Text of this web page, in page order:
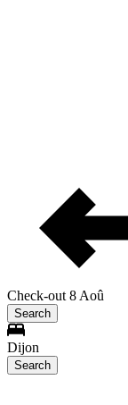
Check-out 8 Aoû
Search
Dijon
Search